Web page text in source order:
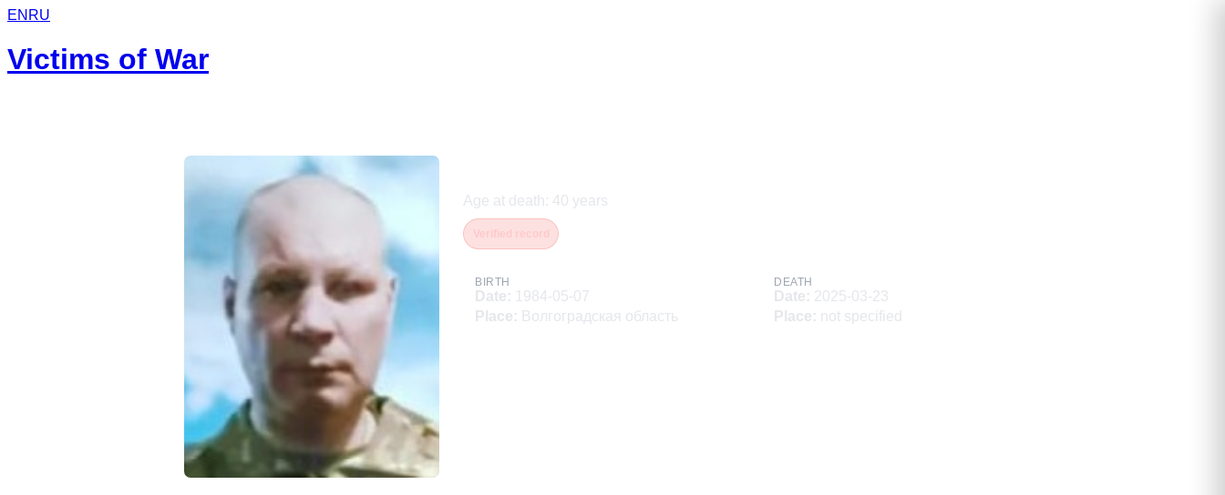
EN RU
Victims of War
Age at death : 40 years
BIRTH
Date: 1984-05-07
Place: Волгоградская область
DEATH
Date: 2025-03-23
Place: not specified